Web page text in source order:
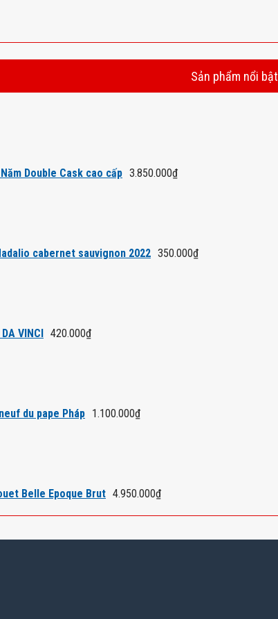
Sản phẩm nổi bật
Double Cask cao cấp 3.850.000₫
cabernet sauvignon 2022 350.000₫
VINCI 420.000₫
du pape Pháp 1.100.000₫
Belle Epoque Brut 4.950.000₫